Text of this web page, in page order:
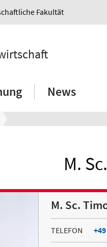
Fakultät
News
M.
M. Sc.
TELEFON